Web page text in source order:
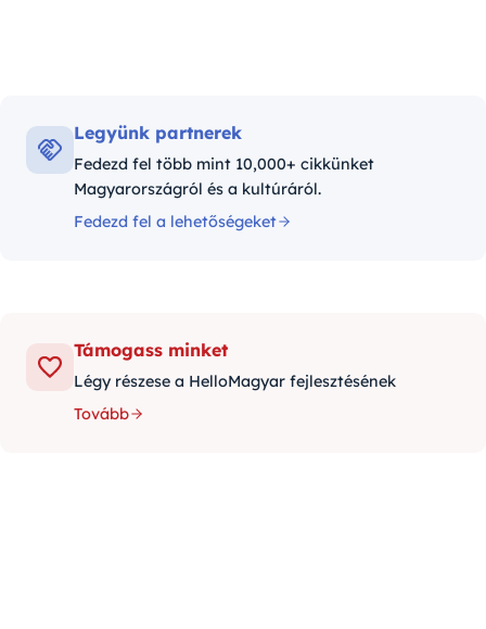
Legyünk partnerek
Fedezd fel több mint 10,000+ cikkünket
Magyarországról és a kultúráról.
Fedezd fel a lehetőségeket
Támogass minket
Légy részese a HelloMagyar fejlesztésének
Tovább